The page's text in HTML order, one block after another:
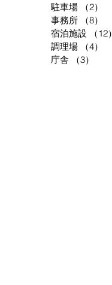
駐車場
（2）
事務所
（8）
宿泊施設
（12）
調理場
（4）
庁舎
（3）